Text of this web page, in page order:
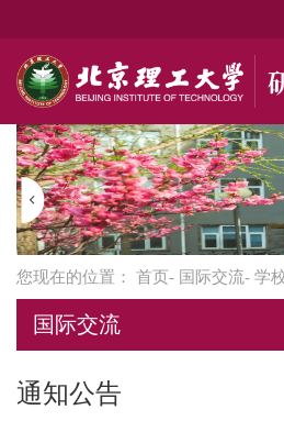
您现在的位置： 首页- 国际交流- 学
国际交流
通知公告